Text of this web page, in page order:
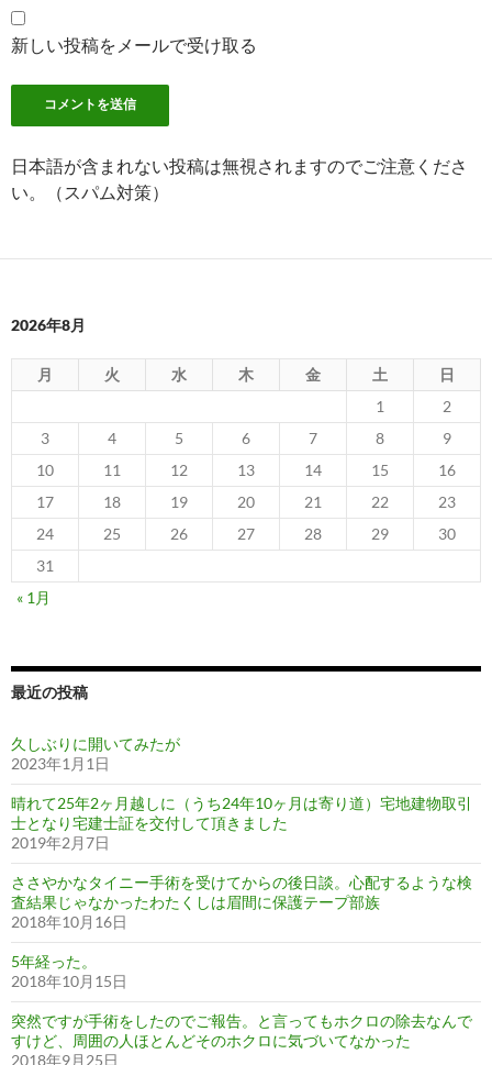
新しい投稿をメールで受け取る
日本語が含まれない投稿は無視されますのでご注意くださ
い。（スパム対策）
2026年8月
月 火 水 木 金 土
日
1
2
3
4 5 6 7 8
9
10
11 12 13 14 15
16
17
18 19 20 21 22
23
24
25 26 27 28 29
30
31
« 1月
最近の投稿
久しぶりに開いてみたが
2023年1月1日
晴れて25年2ヶ月越しに（うち24年10ヶ月は寄り道）宅地建物取引
士となり宅建士証を交付して頂きました
2019年2月7日
ささやかなタイニー手術を受けてからの後日談。心配するような検
査結果じゃなかったわたくしは眉間に保護テープ部族
2018年10月16日
5年経った。
2018年10月15日
突然ですが手術をしたのでご報告。と言ってもホクロの除去なんで
すけど、周囲の人ほとんどそのホクロに気づいてなかった
2018年9月25日